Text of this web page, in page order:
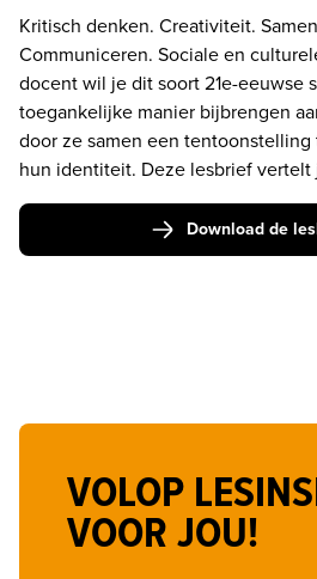
Kritisch denken. Creativiteit.
Communiceren. Sociale en
docent wil je dit soort 21e-eeuwse
toegankelijke manier bijbrengen
door ze samen een
hun identiteit. Deze lesbrief vertelt
Download de
VOLOP
VOOR JOU!